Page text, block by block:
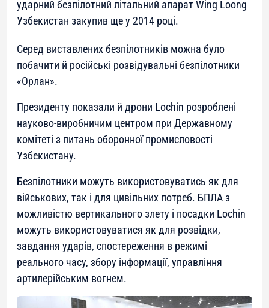
ударний безпілотний літальний апарат Wing Loong
Узбекистан закупив ще у 2014 році.
Серед виставлених безпілотників можна було
побачити й російські розвідувальні безпілотники
«Орлан».
Президенту показали й дрони Lochin розроблені
науково-виробничим центром при Державному
комітеті з питань оборонної промисловості
Узбекистану.
Безпілотники можуть використовуватись як для
військових, так і для цивільних потреб. БПЛА з
можливістю вертикального злету і посадки Lochin
можуть використовуватися як для розвідки,
завдання ударів, спостереження в режимі
реального часу, збору інформації, управління
артилерійським вогнем.